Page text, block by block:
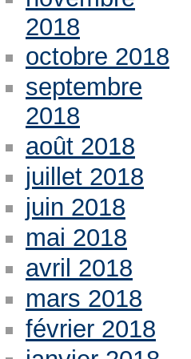
2018
octobre 2018
septembre
2018
août 2018
juillet 2018
juin 2018
mai 2018
avril 2018
mars 2018
février 2018